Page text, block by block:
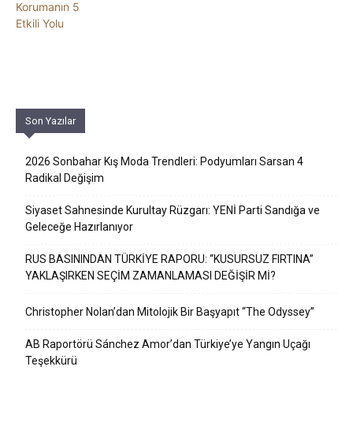
Son Yazılar
2026 Sonbahar Kış Moda Trendleri: Podyumları Sarsan 4
Radikal Değişim
Siyaset Sahnesinde Kurultay Rüzgarı: YENİ Parti Sandığa ve
Geleceğe Hazırlanıyor
RUS BASININDAN TÜRKİYE RAPORU: “KUSURSUZ FIRTINA”
YAKLAŞIRKEN SEÇİM ZAMANLAMASI DEĞİŞİR Mİ?
Christopher Nolan’dan Mitolojik Bir Başyapıt “The Odyssey”
AB Raportörü Sánchez Amor’dan Türkiye’ye Yangın Uçağı
Teşekkürü